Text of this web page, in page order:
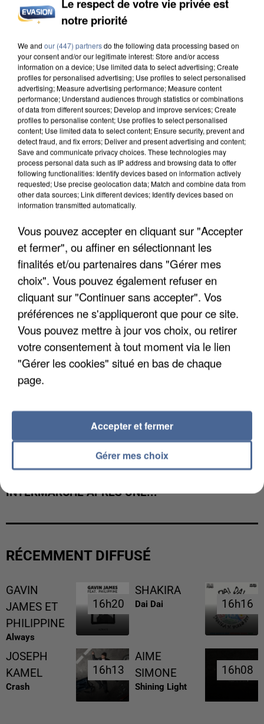
UN SECOND CADRE DE LA DZ MAFIA
UNE TOURISTE DE L’OISE EMPORTÉE PAR UNE
COULÉE DE BOUE EN HAUTE-SAVOIE
INTERMARCHÉ APRÈS UNE...
RÉCEMMENT DIFFUSÉ
GAVIN
JAMES ET
PHILIPPINE
Always
16h20
16h20
SHAKIRA
Dai Dai 16h16
16h16
JOSEPH
KAMEL
Crash
16h13
16h13
AIME
SIMONE
Shining Light
16h08
16h08
notre priorité
We and our (447) partnersdo the following data processing based on
your consent and/or our legitimate interest: Store and/or access
information on a device; Use limited data to select advertising; Create
profiles for personalised advertising; Use profiles to select personalised
advertising; Measure advertising performance; Measure content
performance; Understand audiences through statistics or combinations
of data from different sources; Develop and improve services; Create
profiles to personalise content; Use profiles to select personalised
content; Use limited data to select content; Ensure security, prevent and
detect fraud, and fix errors; Deliver and present advertising and content;
Save and communicate privacy choices. These technologies may
process personal data such as IP address and browsing data to offer
following functionalities: Identify devices based on information actively
requested; Use precise geolocation data; Match and combine data from
other data sources; Link different devices; Identify devices based on
information transmitted automatically.
Vous pouvez accepter en cliquant sur "Accepter
et fermer", ou affiner en sélectionnant les
finalités et/ou partenaires dans "Gérer mes
choix". Vous pouvez également refuser en
cliquant sur "Continuer sans accepter". Vos
préférences ne s'appliqueront que pour ce site.
Vous pouvez mettre à jour vos choix, ou retirer
votre consentement à tout moment via le lien
"Gérer les cookies" situé en bas de chaque
page.
Gérer mes choix
Accepter et fermer